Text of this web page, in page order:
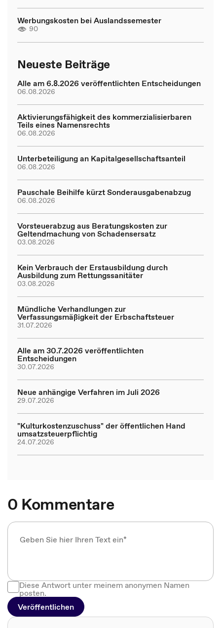
Werbungskosten bei Auslandssemester
90
Neueste Beiträge
Alle am 6.8.2026 veröffentlichten Entscheidungen
06.08.2026
Aktivierungsfähigkeit des kommerzialisierbaren
Teils eines Namensrechts
06.08.2026
Unterbeteiligung an Kapitalgesellschaftsanteil
06.08.2026
Pauschale Beihilfe kürzt Sonderausgabenabzug
06.08.2026
Vorsteuerabzug aus Beratungskosten zur
Geltendmachung von Schadensersatz
03.08.2026
Kein Verbrauch der Erstausbildung durch
Ausbildung zum Rettungssanitäter
03.08.2026
Mündliche Verhandlungen zur
Verfassungsmäßigkeit der Erbschaftsteuer
31.07.2026
Alle am 30.7.2026 veröffentlichten
Entscheidungen
30.07.2026
Neue anhängige Verfahren im Juli 2026
29.07.2026
"Kulturkostenzuschuss" der öffentlichen Hand
umsatzsteuerpflichtig
24.07.2026
0 Kommentare
Diese Antwort unter meinem anonymen Namen
posten.
Veröffentlichen